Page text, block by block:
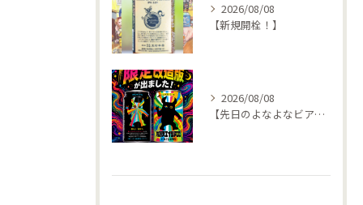
2026/08/08
【新規開栓！】
2026/08/08
【先日のよなよなビアライズで特別な🍺仕入れてきました